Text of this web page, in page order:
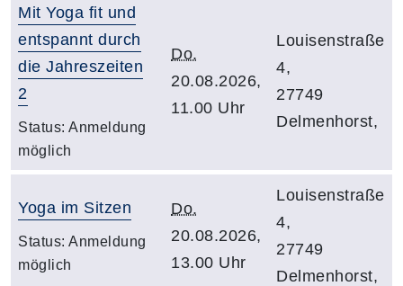
Mit Yoga fit und
entspannt durch
die Jahreszeiten
2
Status: Anmeldung
möglich
Do.
20.08.2026,
11.00 Uhr
Louisenstraße
4,
27749
Delmenhorst,
Yoga im Sitzen
Status: Anmeldung
möglich
Do.
20.08.2026,
13.00 Uhr
Louisenstraße
4,
27749
Delmenhorst,